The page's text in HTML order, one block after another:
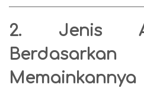
2. Jenis
Memainkannya